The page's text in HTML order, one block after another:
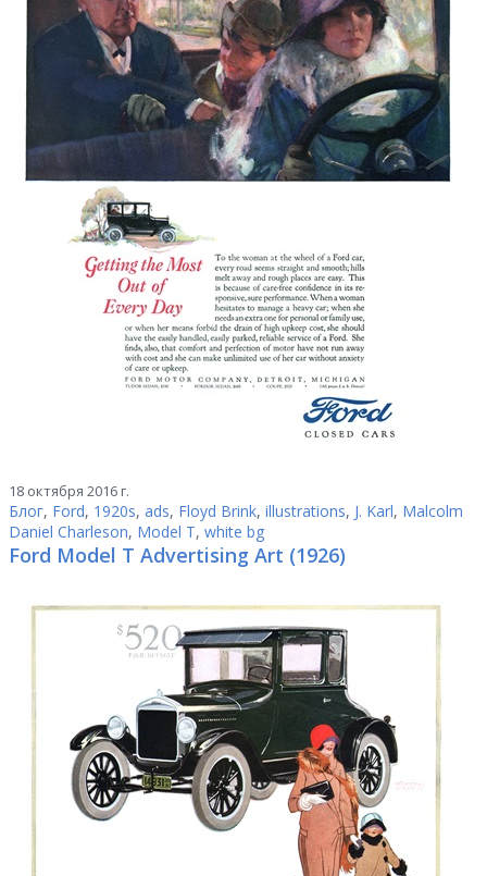
18 октября 2016 г.
Блог, Ford, 1920s, ads, Floyd Brink, illustrations, J. Karl, Malcolm
Daniel Charleson, Model T, white bg
Ford Model T Advertising Art (1926)